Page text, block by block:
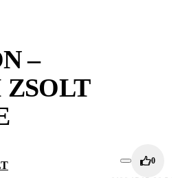
–
0